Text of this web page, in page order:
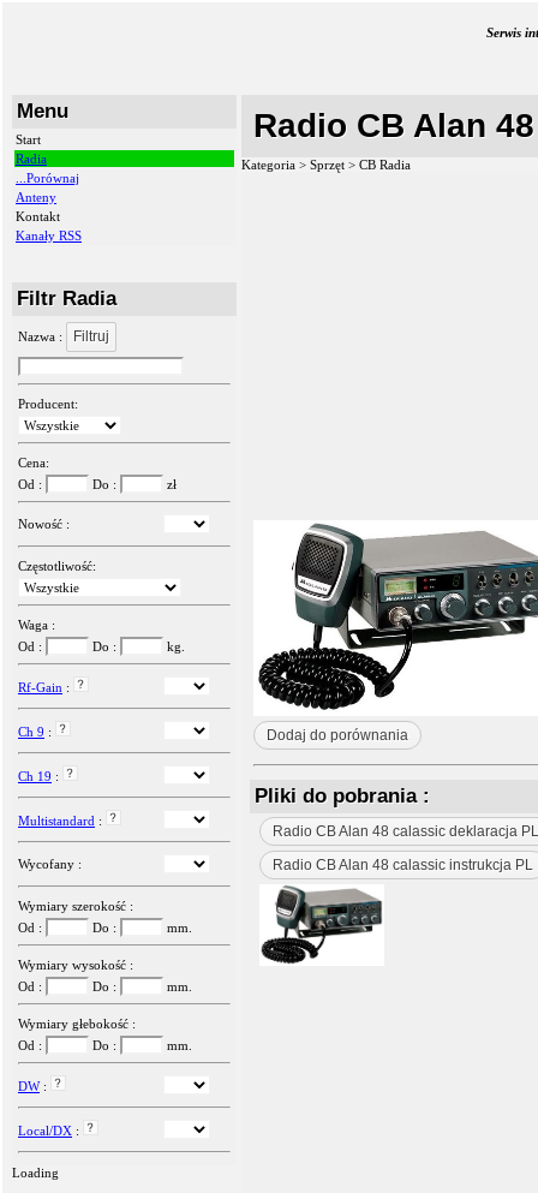
Serwis
Menu
Start
Radia
...Porównaj
Anteny
Kontakt
Kanały RSS
Filtr Radia
Nazwa : Filtruj
Producent:
Cena:
Od :
Do : zł
Nowość :
Częstotliwość:
Waga :
Od :
Do : kg.
Rf-Gain :
Ch 9 :
Ch 19 :
Multistandard :
Wycofany :
Wymiary szerokość :
Od :
Do : mm.
Wymiary wysokość :
Od :
Do : mm.
Wymiary głebokość :
Od :
Do : mm.
DW:
Local/DX :
Loading
Radio CB Alan
Kategoria > Sprzęt > CB Radia
Dodaj do porównania
Pliki do pobrania :
Radio CB Alan 48 calassic deklaracja PL
Radio CB Alan 48 calassic instrukcja PL